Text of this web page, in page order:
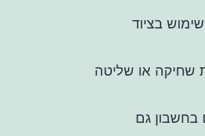
בציוד
שחיקה או שליטה
בחשבון גם